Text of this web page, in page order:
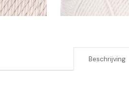
Beschrijving